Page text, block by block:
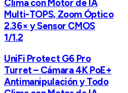
Clima con Motor de IA
Multi-TOPS, Zoom Óptico
2.36× y Sensor CMOS
1/1.2
UniFi Protect G6 Pro
Turret – Cámara 4K PoE+
Antimanipulación y Todo